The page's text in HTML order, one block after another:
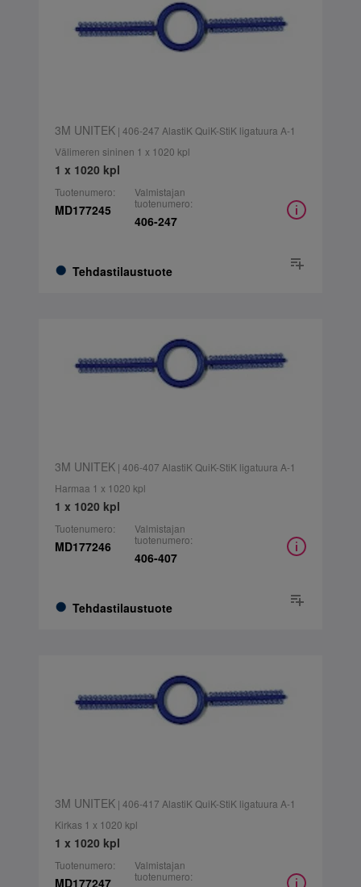
3M UNITEK| 406-247 AlastiK QuiK-StiK ligatuura A-1
Välimeren sininen 1 x 1020 kpl
1 x 1020 kpl
Tuotenumero:
MD177245
Tehdastilaustuote
Valmistajan
tuotenumero:
406-247
3M UNITEK| 406-407 AlastiK QuiK-StiK ligatuura A-1
Harmaa 1 x 1020 kpl
1 x 1020 kpl
Tuotenumero:
MD177246
Tehdastilaustuote
Valmistajan
tuotenumero:
406-407
3M UNITEK| 406-417 AlastiK QuiK-StiK ligatuura A-1
Kirkas 1 x 1020 kpl
1 x 1020 kpl
Tuotenumero:
MD177247
Valmistajan
tuotenumero: